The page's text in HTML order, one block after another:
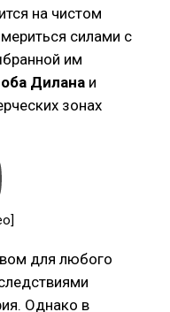
на чистом
силами с
им
Дилана и
зонах
для любого
Однако в